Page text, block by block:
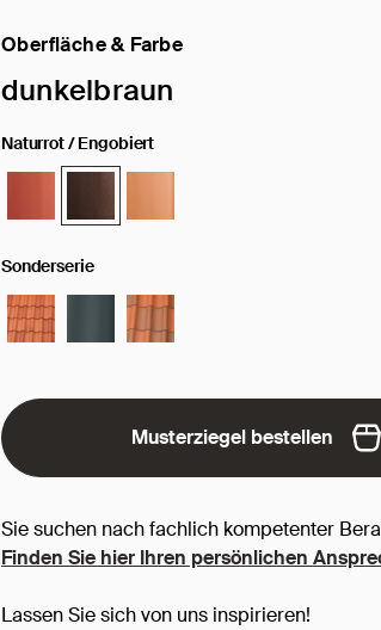
Oberfläche & Farbe
Ausgewählte Oberfläche / Farbe:
dunkelbraun
Naturrot / Engobiert
Sonderserie
Musterziegel bestellen
Sie suchen nach fachlich kompetenter
Finden Sie hier Ihren persönlichen
Lassen Sie sich von uns inspirieren!